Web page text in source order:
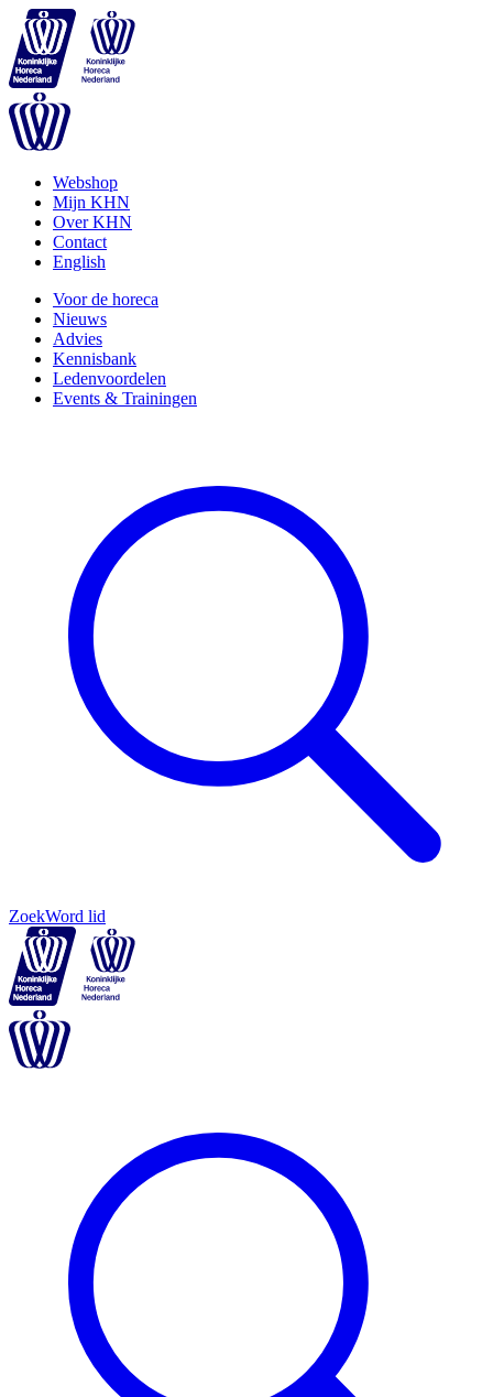
Webshop
Mijn KHN
Over KHN
Contact
English
Voor de horeca
Nieuws
Advies
Kennisbank
Ledenvoordelen
Events & Trainingen
ZoekWord lid